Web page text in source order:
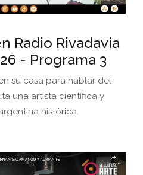
Radio Rivadavia
- Programa 3
su casa para hablar del
una artista científica y
histórica.